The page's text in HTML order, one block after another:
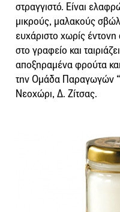
στραγγιστό. Είναι
μικρούς, μαλακούς
ευχάριστο χωρίς
στο γραφείο και
αποξηραμένα φρούτα
την Ομάδα Παραγωγών
Νεοχώρι, Δ. Ζίτσας.